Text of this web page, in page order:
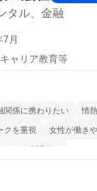
タル、金融
月
ャリア教育等
関係に携わりたい 情
クを重視 女性が働き
くさん会話する